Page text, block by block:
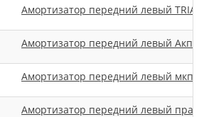
Амортизатор передний левый
Амортизатор передний левый Акпп
Амортизатор передний левый мкпп
Амортизатор передний левый